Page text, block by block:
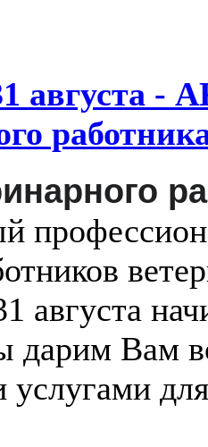
августа -
августа
дарим Вам
услугами